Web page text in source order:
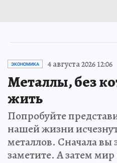
ЭКОНОМИКА 4 августа 2026 12:06
Металлы, без
жить
Попробуйте
нашей жизни
металлов. Сначала вы
заметите. А затем